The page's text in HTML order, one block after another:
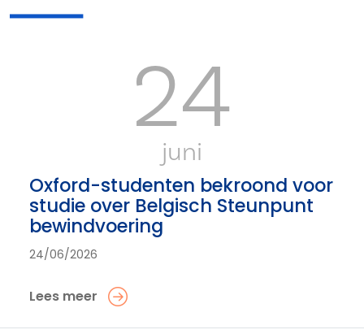
24
juni
Oxford-studenten bekroond voor
studie over Belgisch Steunpunt
bewindvoering
24/06/2026
Lees meer